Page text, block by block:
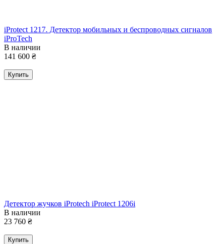
iProtect 1217. Детектор мобильных и беспроводных сигналов
iProTech
В наличии
141 600 ₴
Купить
Детектор жучков iProtech iProtect 1206i
В наличии
23 760 ₴
Купить